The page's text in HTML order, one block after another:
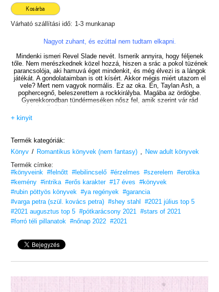
Kosárba
Várható szállítási idő: 1-3 munkanap
Nagyot zuhant, és ezúttal nem tudtam elkapni.
Mindenki ismeri Revel Slade nevét. Ismerik annyira, hogy féljenek
tőle. Nem merészkednek közel hozzá, hiszen a srác a pokol tüzének
parancsolója, aki hamuvá éget mindenkit, és még élvezi is a lángok
játékát. A gondolataimban is ott kísért. Akkor mégis miért utazom el
vele? Mert nem vagyok normális. Ez az oka. Én, Taylan Ash, a
pophercegnő, beleszerettem a rockkirályba. Magába az ördögbe.
Gyerekkorodban tündérmeséken nősz fel, amik szerint vár rád
valahol a Szőke Herceg; de elfelejtik megemlíteni a gonoszt – a
rejtőző szörnyeteget. Nem figyelmeztetnek, hogy a csábos szem és
a rekedt, mély hang álcája mögött mi rejtőzik. Elvakított a
Amikor kikerültem a bűvköréből, nem maradt belőlem semmi.
fog belém szeretni.
hogy belém szerethet!De mégis megtörtént.
„Fájdalmas olvasmány, lassan perzsel a benne felgyülemlő
szenvedélytől és érzelemtől. Mind szeretjük a kissé megtört
rosszfiúkat, akiknek helyre kell hozni az életét, és mi akarunk lenni
azok, akik megteszik ezt nekik. Revel pontosan ilyen volt nekem,
ezért is ragadott meg a történet, elejétől a végéig.”
Whisperer/amazon.com –
Szereted az érzéki, de tartalmas könyveket?
nyugodtan, tetszeni fog!
+ kinyit
Termék kategóriák:
Könyv / Romantikus könyvek (nem fantasy)
New adult könyvek
Termék címke:
#könyveink #felnőtt #lebilincselő #érzelmes #szerelem
#erotika
#kemény #intrika #erős karakter #17 éves
#könyvek
#rubin pöttyös könyvek #ya regények #garancia
#varga petra (szül. kovács petra) #shey stahl
#2021 július top 5
#2021 augusztus top 5 #pótkarácsony 2021 #stars of 2021
#forró téli pillanatok #nőnap 2022 #2021